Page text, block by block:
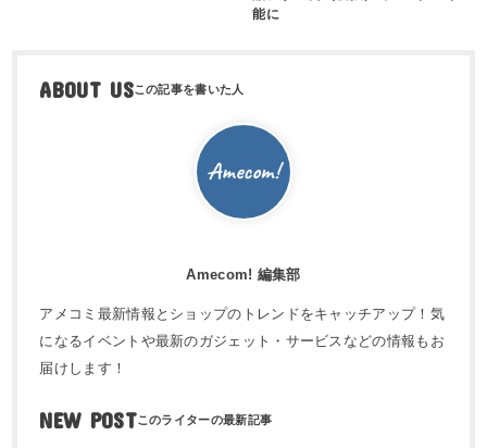
能に
ABOUT US
Amecom! 編集部
アメコミ最新情報とショップのトレンドをキャッチアップ！気
になるイベントや最新のガジェット・サービスなどの情報もお
届けします！
NEW POST